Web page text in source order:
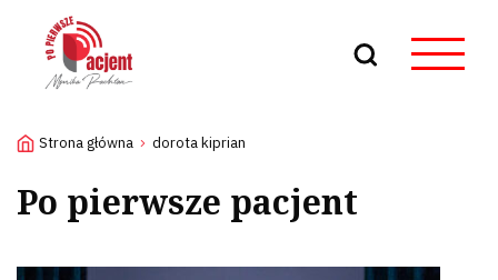
Strona główna dorota kiprian
Po pierwsze pacjent